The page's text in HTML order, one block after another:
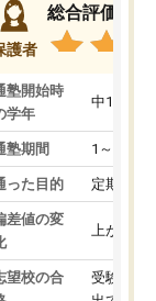
護者
総合評価
塾開始時
学年
中1
塾期間 1～3ヵ月
った目的 定期テス
差値の変
上がった
望校の合
受験して